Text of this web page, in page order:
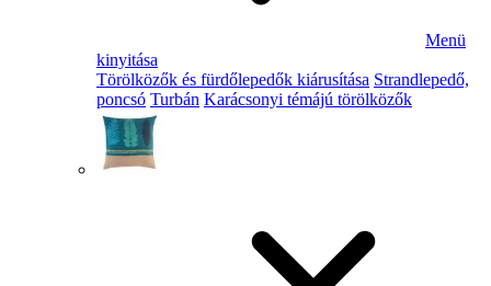
Menü
kinyitása
Törölközők és fürdőlepedők kiárusítása Strandlepedő,
poncsó Turbán Karácsonyi témájú törölközők